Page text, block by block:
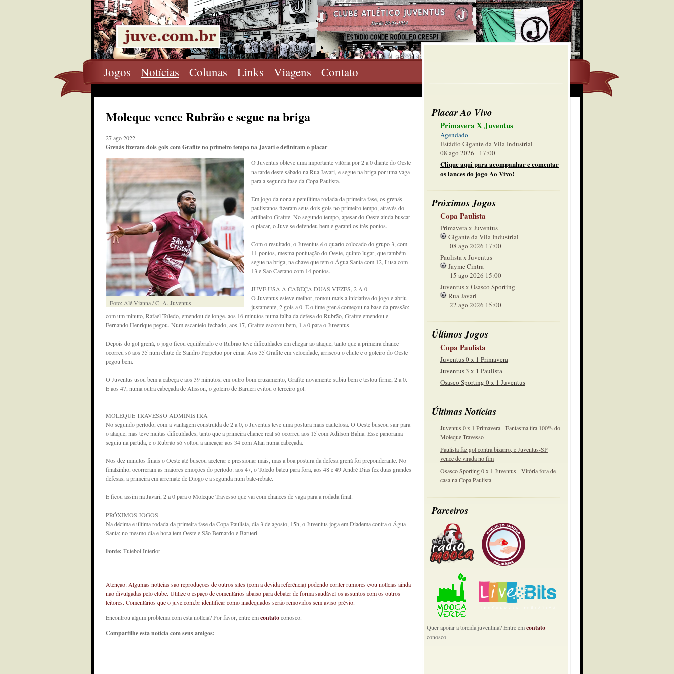
Jogos Notícias Colunas Links Viagens Contato
Placar Ao Vivo
Primavera X Juventus
Agendado
Estádio Gigante da Vila Industrial
08 ago 2026 - 17:00
Clique aqui para acompanhar e comentar
os lances do jogo Ao Vivo!
Próximos Jogos
Copa Paulista
Primavera x Juventus
Gigante da Vila Industrial
08 ago 2026 17:00
Paulista x Juventus
Jayme Cintra
15 ago 2026 15:00
Juventus x Osasco Sporting
Rua Javari
22 ago 2026 15:00
Últimos Jogos
Copa Paulista
Juventus 0 x 1 Primavera
Juventus 3 x 1 Paulista
Osasco Sporting 0 x 1 Juventus
Últimas Notícias
Juventus 0 x 1 Primavera - Fantasma tira 100% do
Moleque Travesso
Paulista faz gol contra bizarro, e Juventus-SP
vence de virada no fim
Osasco Sporting 0 x 1 Juventus - Vitória fora de
casa na Copa Paulista
Parceiros
Quer apoiar a torcida juventina? Entre emcontato
conosco.
Moleque vence Rubrão e segue na briga
27 ago 2022
Grenás fizeram dois gols com Grafite no primeiro tempo na Javari e definiram o placar
Foto: Alê Vianna / C. A. Juventus
O Juventus obteve uma importante vitória por 2 a 0 diante do Oeste
na tarde deste sábado na Rua Javari, e segue na briga por uma vaga
para a segunda fase da Copa Paulista.
Em jogo da nona e penúltima rodada da primeira fase, os grenás
paulistanos fizeram seus dois gols no primeiro tempo, através do
artilheiro Grafite. No segundo tempo, apesar do Oeste ainda buscar
o placar, o Juve se defendeu bem e garanti os três pontos.
Com o resultado, o Juventus é o quarto colocado do grupo 3, com
11 pontos, mesma pontuação do Oeste, quinto lugar, que também
segue na briga, na chave que tem o Água Santa com 12, Lusa com
13 e Sao Caetano com 14 pontos.
JUVE USA A CABEÇA DUAS VEZES, 2 A 0
O Juventus esteve melhor, tomou mais a iniciativa do jogo e abriu
justamente, 2 gols a 0. E o time grená começou na base da pressão:
com um minuto, Rafael Toledo, emendou de longe. aos 16 minutos numa falha da defesa do Rubrão, Grafite emendou e
Fernando Henrique pegou. Num escanteio fechado, aos 17, Grafite escorou bem, 1 a 0 para o Juventus.
Depois do gol grená, o jogo ficou equilibrado e o Rubrão teve dificuldades em chegar ao ataque, tanto que a primeira chance
ocorreu só aos 35 num chute de Sandro Perpetuo por cima. Aos 35 Grafite em velocidade, arriscou o chute e o goleiro do Oeste
pegou bem.
O Juventus usou bem a cabeça e aos 39 minutos, em outro bom cruzamento, Grafite novamente subiu bem e testou firme, 2 a 0.
E aos 47, numa outra cabeçada de Alisson, o goleiro de Barueri evitou o terceiro gol.
MOLEQUE TRAVESSO ADMINISTRA
No segundo período, com a vantagem construída de 2 a 0, o Juventus teve uma postura mais cautelosa. O Oeste buscou sair para
o ataque, mas teve muitas dificuldades, tanto que a primeira chance real só ocorreu aos 15 com Adilson Bahia. Esse panorama
seguiu na partida, e o Rubráo só voltou a ameaçar aos 34 com Alan numa cabeçada.
Nos dez minutos finais o Oeste até buscou acelerar e pressionar mais, mas a boa postura da defesa grená foi preponderante. No
finalzinho, ocorreram as maiores emoções do período: aos 47, o Toledo bateu para fora, aos 48 e 49 André Dias fez duas grandes
defesas, a primeira em arremate de Diogo e a segunda num bate-rebate.
E ficou assim na Javari, 2 a 0 para o Moleque Travesso que vai com chances de vaga para a rodada final.
PRÓXIMOS JOGOS
Na décima e última rodada da primeira fase da Copa Paulista, dia 3 de agosto, 15h, o Juventus joga em Diadema contra o Água
Santa; no mesmo dia e hora tem Oeste e São Bernardo e Barueri.
Fonte: Futebol Interior
Atenção: Algumas notícias são reproduções de outros sites (com a devida referência) podendo conter rumores e/ou notícias ainda
não divulgadas pelo clube. Utilize o espaço de comentários abaixo para debater de forma saudável os assuntos com os outros
leitores. Comentários que o juve.com.br identificar como inadequados serão removidos sem aviso prévio.
Encontrou algum problema com esta notícia? Por favor, entre emcontatoconosco.
Compartilhe esta notícia com seus amigos: